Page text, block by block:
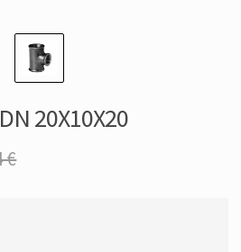
20X10X20
€